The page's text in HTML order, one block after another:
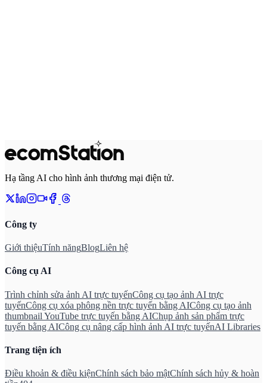
Hạ tầng AI cho hình ảnh thương mại điện tử.
Công ty
Giới thiệuTính năngBlogLiên hệ
Công cụ AI
Trình chỉnh sửa ảnh AI trực tuyếnCông cụ tạo ảnh AI trực
tuyếnCông cụ xóa phông nền trực tuyến bằng AICông cụ tạo ảnh
thumbnail YouTube trực tuyến bằng AIChụp ảnh sản phẩm trực
tuyến bằng AICông cụ nâng cấp hình ảnh AI trực tuyếnAI Libraries
Trang tiện ích
Điều khoản & điều kiệnChính sách bảo mậtChính sách hủy & hoàn